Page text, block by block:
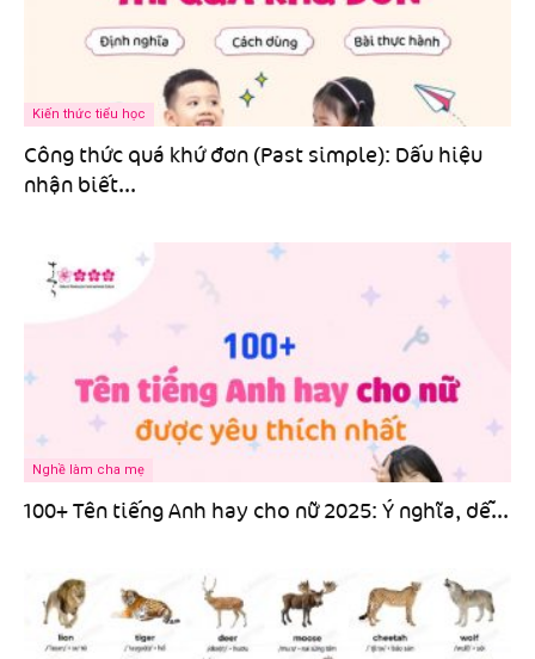
Kiến thức tiểu học
Công thức quá khứ đơn (Past simple): Dấu hiệu
nhận biết...
Nghề làm cha mẹ
100+ Tên tiếng Anh hay cho nữ 2025: Ý nghĩa, dễ...